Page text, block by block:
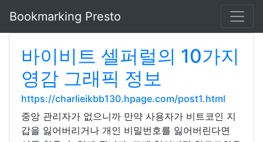
Bookmarking Presto
바이비트 셀퍼럴의 10가지
영감 그래픽 정보
https://charlieikbb130.hpage.com/post1.html
중앙 관리자가 없으니까 만약 사용자가 비트코인 지
갑을 잃어버리거나 개인 비밀번호를 잃어버린다면